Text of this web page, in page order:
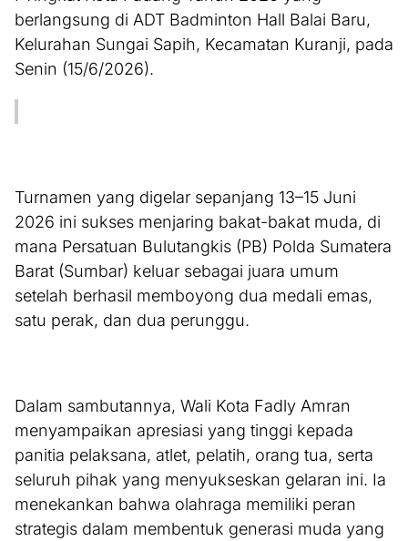
berlangsung di ADT Badminton Hall Balai Baru,
Kelurahan Sungai Sapih, Kecamatan Kuranji, pada
Senin (15/6/2026).
Turnamen yang digelar sepanjang 13–15 Juni
2026 ini sukses menjaring bakat-bakat muda, di
mana Persatuan Bulutangkis (PB) Polda Sumatera
Barat (Sumbar) keluar sebagai juara umum
setelah berhasil memboyong dua medali emas,
satu perak, dan dua perunggu.
Dalam sambutannya, Wali Kota Fadly Amran
menyampaikan apresiasi yang tinggi kepada
panitia pelaksana, atlet, pelatih, orang tua, serta
seluruh pihak yang menyukseskan gelaran ini. Ia
menekankan bahwa olahraga memiliki peran
strategis dalam membentuk generasi muda yang